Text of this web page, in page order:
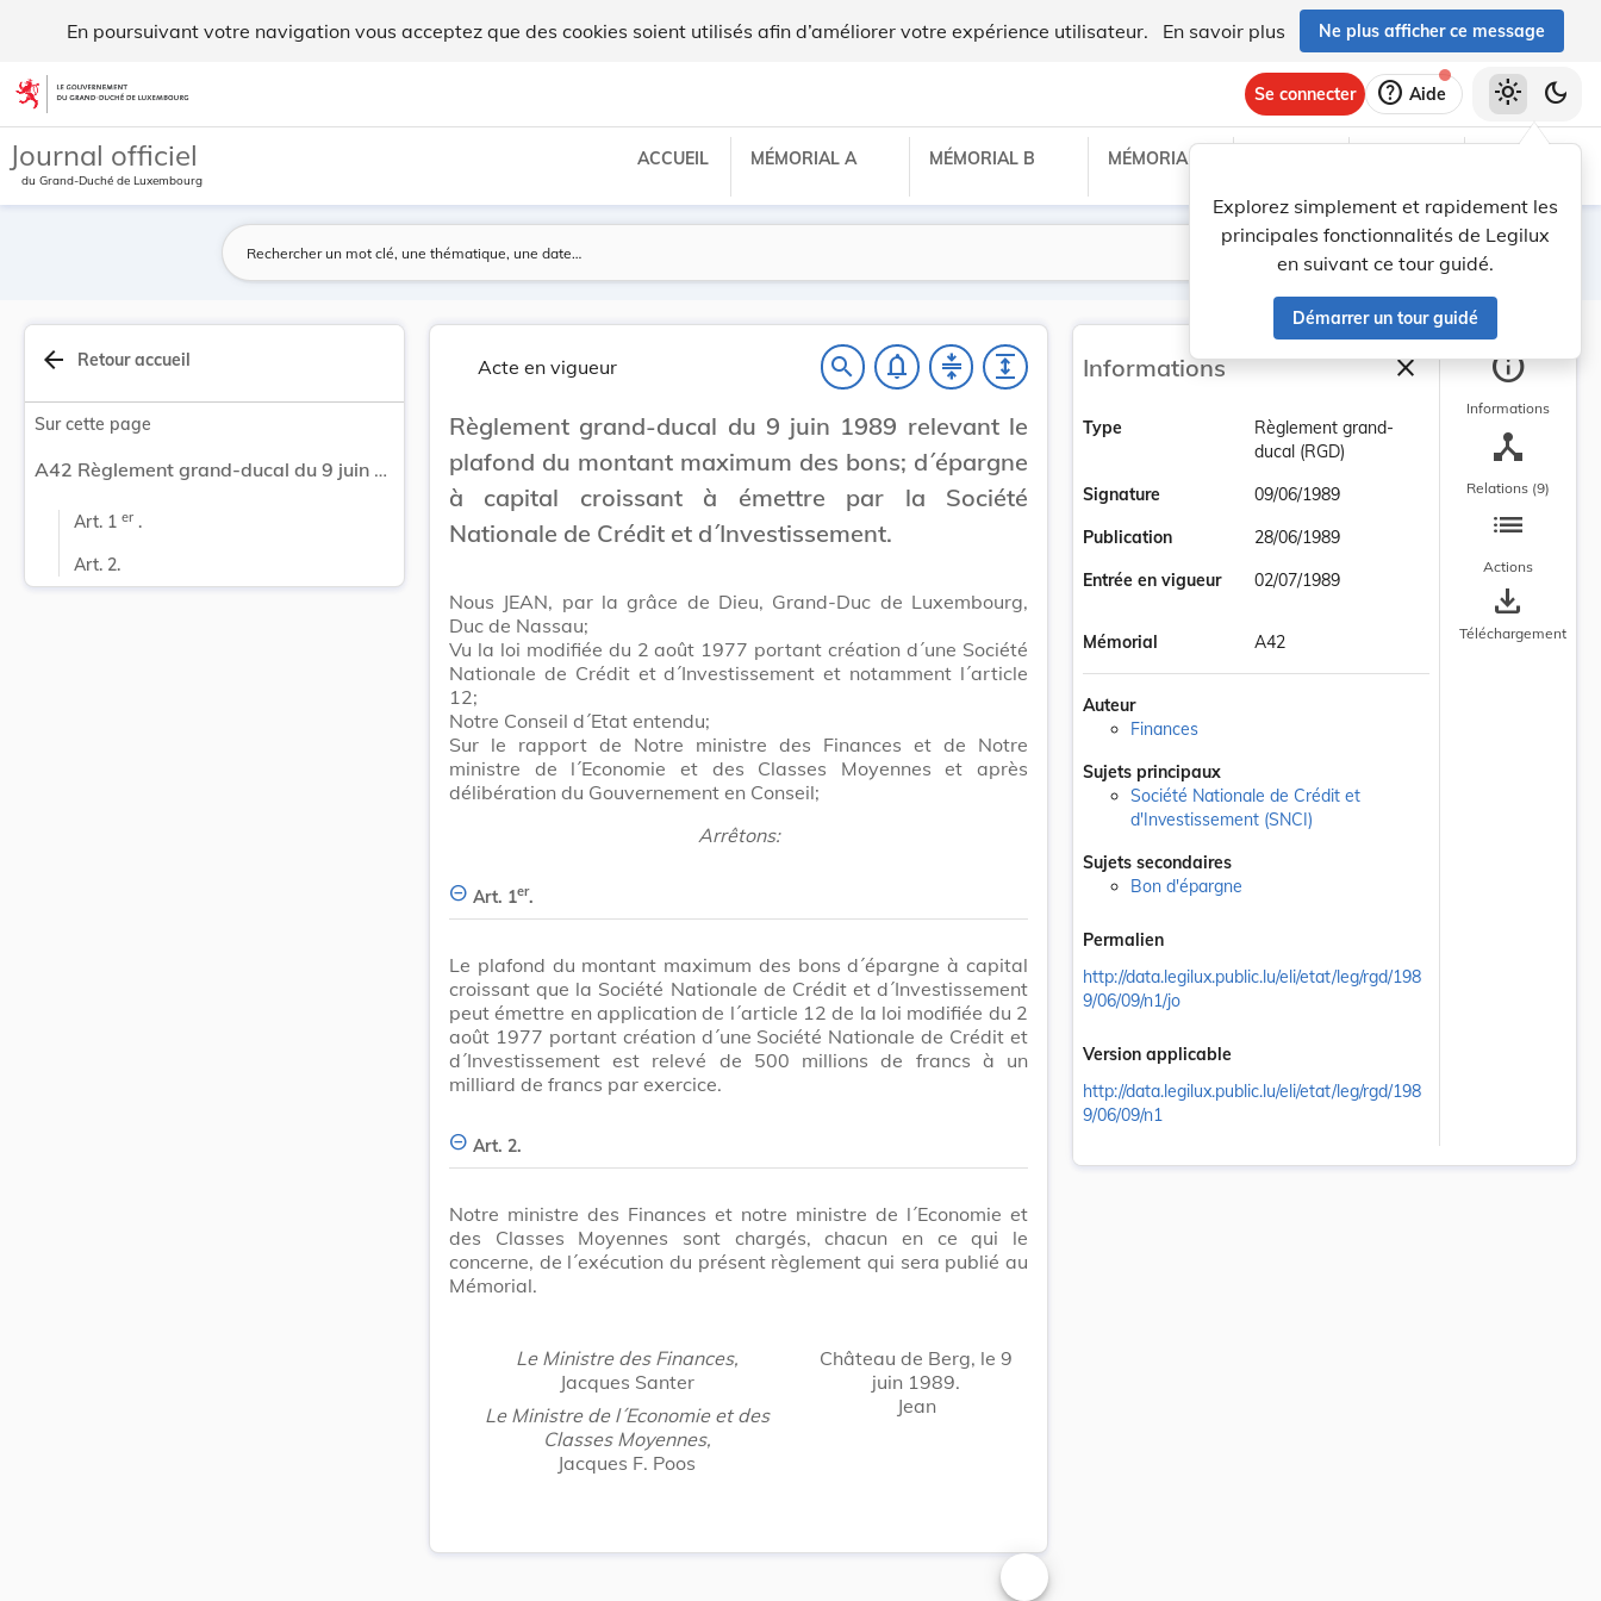
En poursuivant votre navigation vous acceptez que des cookies soient utilisés afin d’améliorer votre expérience utilisateur. En savoir plus Ne plus afficher ce message
Aller au contenu
Se connecter help Aide
Explorez simplement et rapidement les
principales fonctionnalités de Legilux
en suivant ce tour guidé.
Démarrer un tour guidé
light_mode dark_mode
Journal officiel
du Grand-Duché de Luxembourg
ACCUEIL MÉMORIAL A MÉMORIAL B MÉMORIAL C
Lancer la recherche
Filtres
arrow_back Retour accueil
Sur cette page
A42 Règlement grand-ducal du 9 juin 1989 relevant le plafond du montant maximum des bons d'épargne à capital croissant à émettre par la Société Nationale de Crédit et d'Investissement.
Art. 1 er .
Art. 2.
Acte en vigueur search notifications_none compress expand
Règlement grand-ducal du 9 juin 1989 relevant le
plafond du montant maximum des bons; d´épargne
à capital croissant à émettre par la Société
Nationale de Crédit et d´Investissement.
Nous JEAN, par la grâce de Dieu, Grand-Duc de Luxembourg,
Duc de Nassau;
Vu la loi modifiée du 2 août 1977 portant création d´une Société
Nationale de Crédit et d´Investissement et notamment l´article
12;
Notre Conseil d´Etat entendu;
Sur le rapport de Notre ministre des Finances et de Notre
ministre de l´Economie et des Classes Moyennes et après
délibération du Gouvernement en Conseil;
Arrêtons:
Art. 1er.
Le plafond du montant maximum des bons d´épargne à capital
croissant que la Société Nationale de Crédit et d´Investissement
peut émettre en application de l´article 12 de la loi modifiée du 2
août 1977 portant création d´une Société Nationale de Crédit et
d´Investissement est relevé de 500 millions de francs à un
milliard de francs par exercice.
Art. 2.
Notre ministre des Finances et notre ministre de l´Economie et
des Classes Moyennes sont chargés, chacun en ce qui le
concerne, de l´exécution du présent règlement qui sera publié au
Mémorial.
Le Ministre des Finances,
Jacques Santer
Le Ministre de l´Economie et des
Classes Moyennes,
Jacques F. Poos
Château de Berg, le 9
juin 1989.
Jean
Informations closeFermer la barre
Type
Règlement grand-
ducal (RGD)
Signature
09/06/1989
Publication
28/06/1989
Entrée en vigueur
02/07/1989
Mémorial A42
Auteur
Finances
Sujets principaux
Société Nationale de Crédit et
d'Investissement (SNCI)
Sujets secondaires
Bon d'épargne
Permalien
http://data.legilux.public.lu/eli/etat/leg/rgd/198
9/06/09/n1/jo
Version applicable
http://data.legilux.public.lu/eli/etat/leg/rgd/198
9/06/09/n1
info
Informations
device_hub
Relations (9)
list
Actions
save_alt
Téléchargement